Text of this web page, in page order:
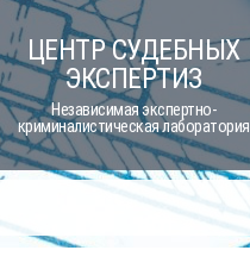
Skip
to
content
ЦЕНТР СУДЕБНЫХ
ЭКСПЕРТИЗ
Независимая экспертно-
криминалистическая лаборатория